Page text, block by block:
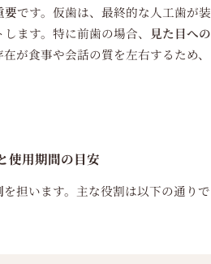
要です。仮歯は、最終的な人工歯が装
ます。特に前歯の場合、
見た目への
が食事や会話の質を左右するため、
使用期間の目安
を担います。主な役割は以下の通りで